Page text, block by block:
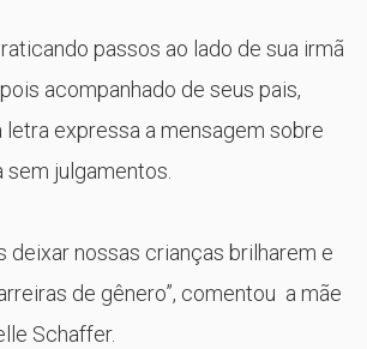
passos ao lado de sua irmã
acompanhado de seus pais,
letra expressa a mensagem sobre
julgamentos.
deixar nossas crianças brilharem e
de gênero”, comentou a mãe
Schaffer.